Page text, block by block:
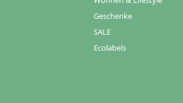
Geschenke
SALE
Ecolabels